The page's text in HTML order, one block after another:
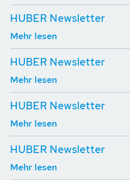
HUBER Newsletter
Mehr lesen
HUBER Newsletter
Mehr lesen
HUBER Newsletter
Mehr lesen
HUBER Newsletter
Mehr lesen